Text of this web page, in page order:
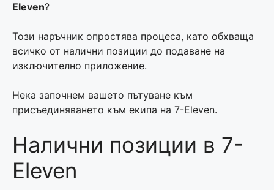
Eleven?
Този наръчник опростява процеса, като обхваща
всичко от налични позиции до подаване на
изключително приложение.
Нека започнем вашето пътуване към
присъединяването към екипа на 7-Eleven.
Налични позиции в 7-
Eleven